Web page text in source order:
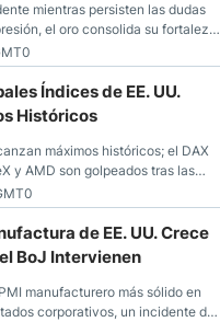
mientras persisten las dudas
el oro consolida su fortaleza
desde Estados
Índices de EE. UU.
Históricos
máximos históricos; el DAX
y AMD son golpeados tras las
debajo de los $80 con nuevas
intentando estabilizarse frente al
que las tasas caen en EE. UU.
de EE. UU. Crece
BoJ Intervienen
manufacturero más sólido en
corporativos, un incidente de